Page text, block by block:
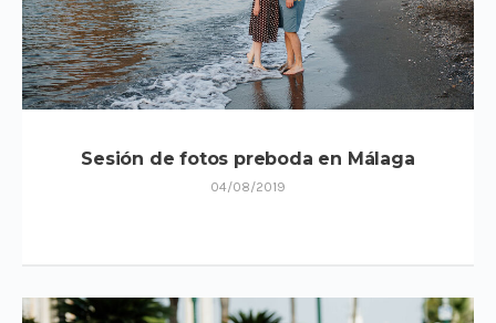
Sesión de fotos preboda en Málaga
04/08/2019